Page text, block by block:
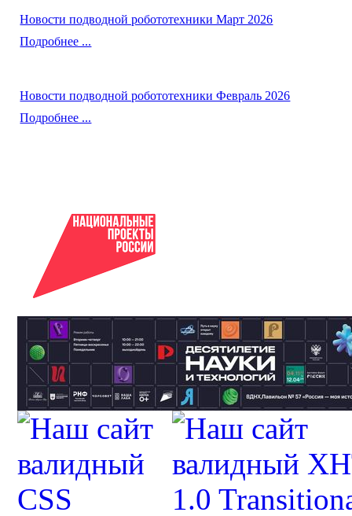
Новости подводной робототехники Март 2026
Подробнее ...
Новости подводной робототехники Февраль 2026
Подробнее ...